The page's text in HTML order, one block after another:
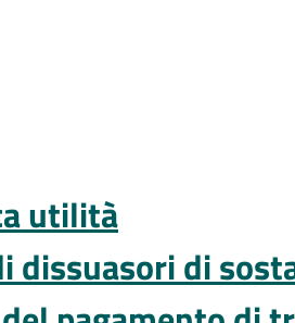
utilità
dissuasori di